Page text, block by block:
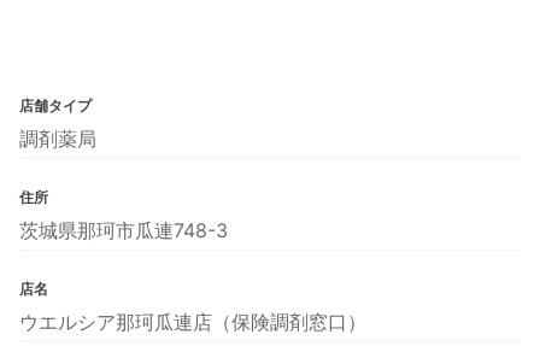
店舗タイプ
調剤薬局
住所
茨城県那珂市瓜連748-3
店名
ウエルシア那珂瓜連店（保険調剤窓口）